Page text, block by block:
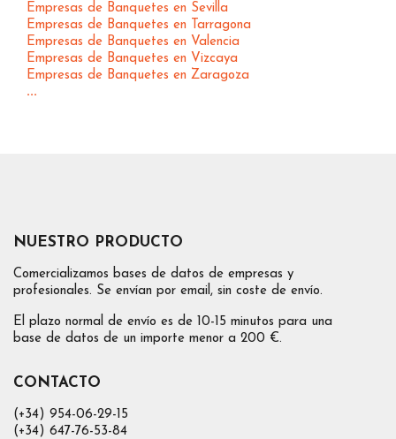
Empresas de Banquetes en Sevilla
Empresas de Banquetes en Tarragona
Empresas de Banquetes en Valencia
Empresas de Banquetes en Vizcaya
Empresas de Banquetes en Zaragoza
...
NUESTRO PRODUCTO
Comercializamos bases de datos de empresas y
profesionales. Se envían por email, sin coste de envío.
El plazo normal de envío es de 10-15 minutos para una
base de datos de un importe menor a 200 €.
CONTACTO
(+34) 954-06-29-15
(+34) 647-76-53-84